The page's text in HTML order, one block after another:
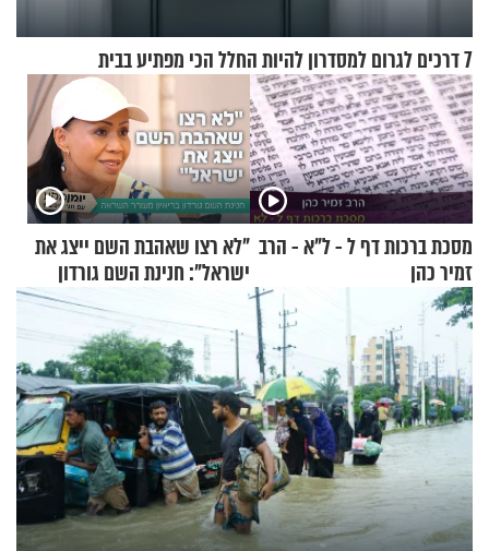
7 דרכים לגרום למסדרון להיות החלל הכי מפתיע בבית
מסכת ברכות דף ל - ל"א - הרב
זמיר כהן
"לא רצו שאהבת השם ייצג את
ישראל": חנינת השם גורדון
בריאיון מעורר השראה